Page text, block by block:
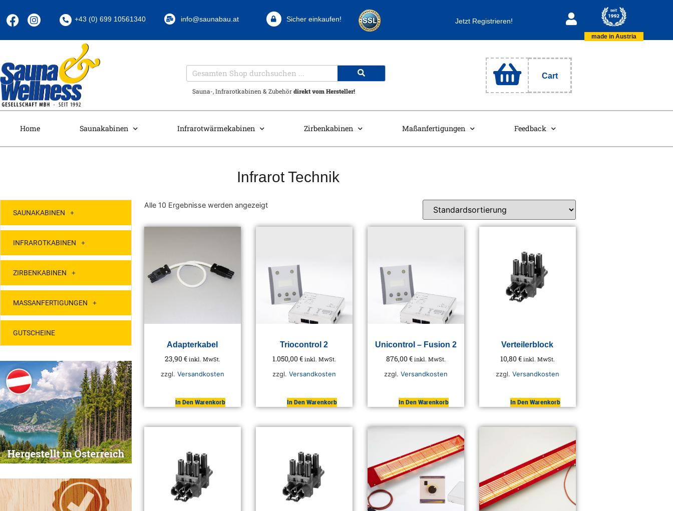
+43 (0) 699 10561340 info@saunabau.at Sicher einkaufen! Jetzt Registrieren!
made in Austria
Sauna-, Infrarotkabinen & Zubehördirekt vom Hersteller!
Cart
Home Saunakabinen Infrarotwärmekabinen Zirbenkabinen Maßanfertigungen Feedback
Infrarot Technik
SAUNAKABINEN
INFRAROTKABINEN
ZIRBENKABINEN
MASSANFERTIGUNGEN
GUTSCHEINE
Alle 10 Ergebnisse werden angezeigt
Adapterkabel
23,90€ inkl. MwSt.
zzgl. Versandkosten
In Den Warenkorb
Triocontrol 2
1.050,00€ inkl. MwSt.
zzgl. Versandkosten
In Den Warenkorb
Unicontrol – Fusion 2
876,00€ inkl. MwSt.
zzgl. Versandkosten
In Den Warenkorb
Verteilerblock
10,80€ inkl. MwSt.
zzgl. Versandkosten
In Den Warenkorb